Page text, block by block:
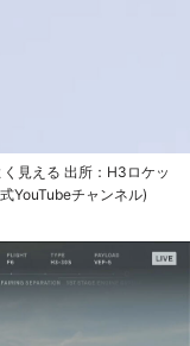
見える 出所：H3ロケッ
YouTubeチャンネル)